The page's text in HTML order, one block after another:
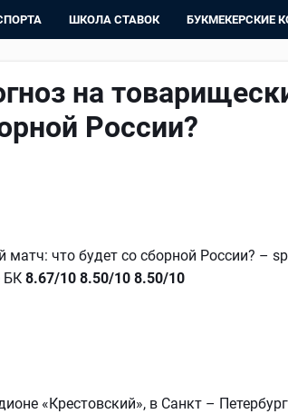
ШКОЛА СТАВОК БУКМЕКЕРСКИЕ
на
России?
что будет со сборной России? –
БК 8.67/10 8.50/10 8.50/10
«Крестовский», в Санкт –